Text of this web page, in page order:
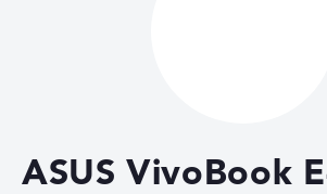
Deals
ASUS VivoBook